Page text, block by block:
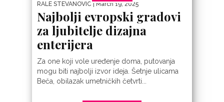
RALE STEVANOVIC | March 19, 2025
Najbolji evropski gradovi
za ljubitelje dizajna
enterijera
Za one koji vole uređenje doma, putovanja
mogu biti najbolji izvor ideja. Šetnje ulicama
Beča, obilazak umetničkih četvrti...